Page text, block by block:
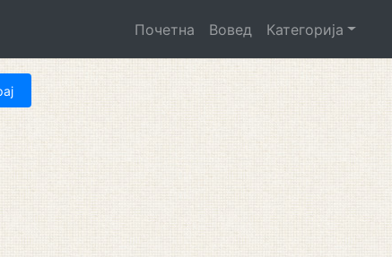
Почетна Вовед Категорија